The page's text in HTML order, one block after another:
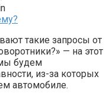
такие запросы от
— на этот
мы будем
из-за которых
автомобиле.